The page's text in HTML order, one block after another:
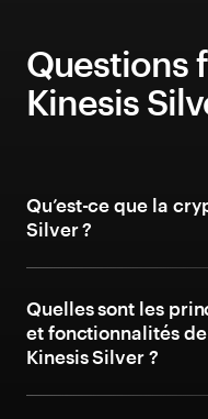
Questions
Kinesis
Qu’est-ce que la
Silver ?
Quelles sont les
et fonctionnalités
Kinesis Silver ?